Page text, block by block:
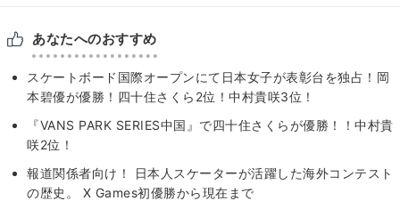
あなたへのおすすめ
スケートボード国際オープンにて日本女子が表彰台を独占！岡
本碧優が優勝！四十住さくら2位！中村貴咲3位！
『VANS PARK SERIES中国』で四十住さくらが優勝！！中村貴
咲2位！
報道関係者向け！ 日本人スケーターが活躍した海外コンテスト
の歴史。 X Games初優勝から現在まで